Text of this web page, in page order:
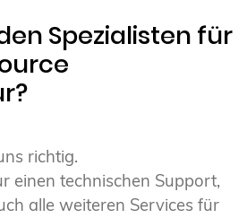
Spezialisten für
richtig.
einen technischen Support,
alle weiteren Services für